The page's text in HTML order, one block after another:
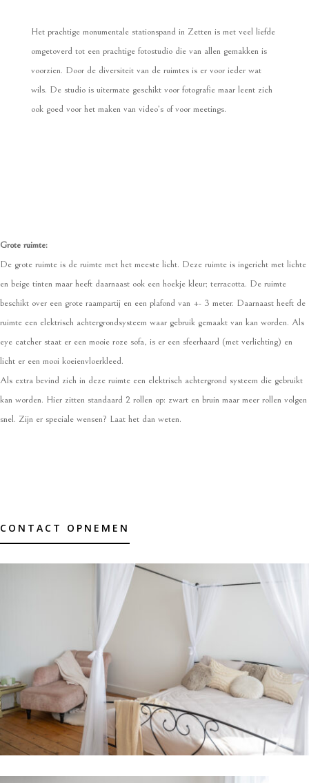
Het prachtige monumentale stationspand in Zetten is met veel liefde
omgetoverd tot een prachtige fotostudio die van allen gemakken is
voorzien. Door de diversiteit van de ruimtes is er voor ieder wat
wils. De studio is uitermate geschikt voor fotografie maar leent zich
ook goed voor het maken van video’s of voor meetings.
Grote ruimte:
De grote ruimte is de ruimte met het meeste licht. Deze ruimte is ingericht met lichte
en beige tinten maar heeft daarnaast ook een hoekje kleur; terracotta. De ruimte
beschikt over een grote raampartij en een plafond van +- 3 meter. Daarnaast heeft de
ruimte een elektrisch achtergrondsysteem waar gebruik gemaakt van kan worden. Als
eye catcher staat er een mooie roze sofa, is er een sfeerhaard (met verlichting) en
licht er een mooi koeienvloerkleed.
Als extra bevind zich in deze ruimte een elektrisch achtergrond systeem die gebruikt
kan worden. Hier zitten standaard 2 rollen op: zwart en bruin maar meer rollen volgen
snel. Zijn er speciale wensen? Laat het dan weten.
CONTACT OPNEMEN